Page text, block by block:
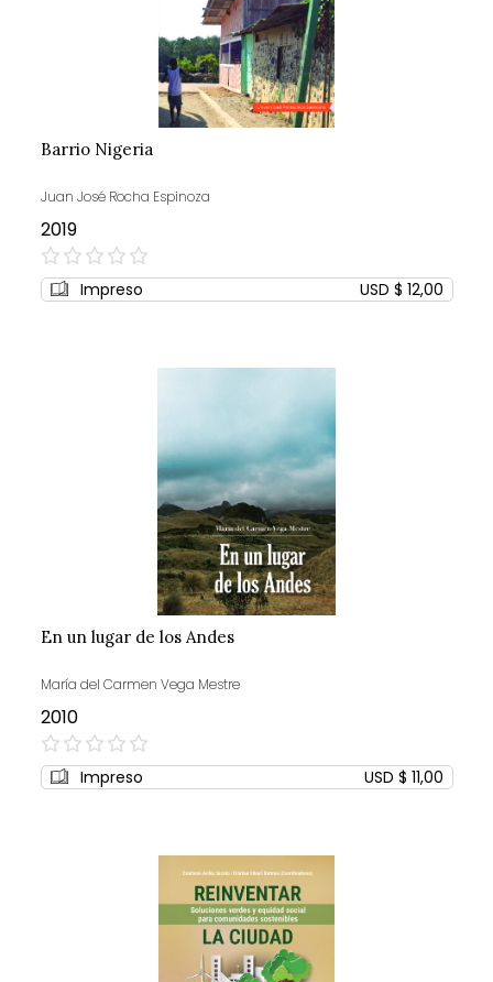
Barrio Nigeria
Juan José Rocha Espinoza
2019
0%
Impreso USD $ 12,00
En un lugar de los Andes
María del Carmen Vega Mestre
2010
0%
Impreso USD $ 11,00